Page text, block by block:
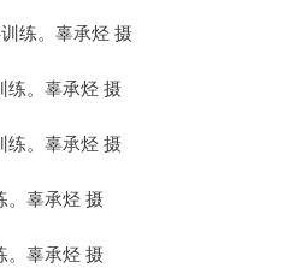
练。辜承烃 摄
练。辜承烃 摄
练。辜承烃 摄
。辜承烃 摄
。辜承烃 摄